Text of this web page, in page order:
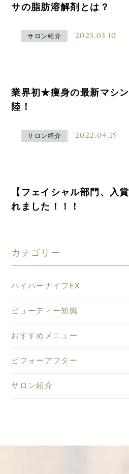
サの脂肪溶解剤とは？
サロン紹介 2023.03.10
業界初★痩身の最新マシ
陸！
サロン紹介 2022.04.15
【フェイシャル部門、入
れました！！！
カテゴリー
ハイパーナイフEX
ビューティー知識
おすすめメニュー
ビフォーアフター
サロン紹介